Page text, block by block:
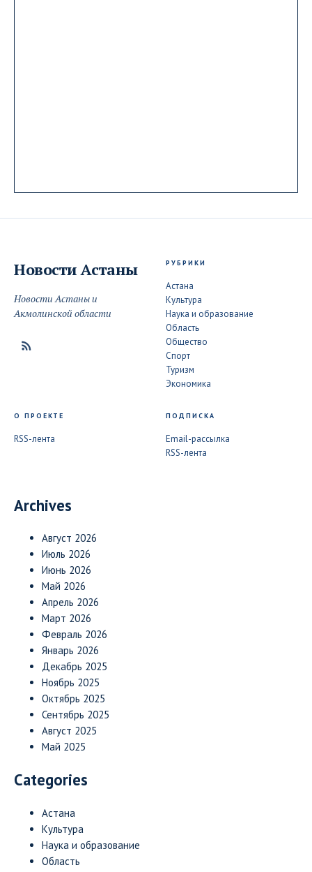
Новости Астаны
Новости Астаны и
Акмолинской области
РУБРИКИ
Астана
Культура
Наука и образование
Область
Общество
Спорт
Туризм
Экономика
О ПРОЕКТЕ
RSS-лента
ПОДПИСКА
Email-рассылка
RSS-лента
Archives
Август 2026
Июль 2026
Июнь 2026
Май 2026
Апрель 2026
Март 2026
Февраль 2026
Январь 2026
Декабрь 2025
Ноябрь 2025
Октябрь 2025
Сентябрь 2025
Август 2025
Май 2025
Categories
Астана
Культура
Наука и образование
Область